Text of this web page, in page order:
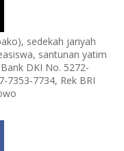
sedekah jariyah
santunan yatim
DKI No. 5272-
7353-7734, Rek BRI